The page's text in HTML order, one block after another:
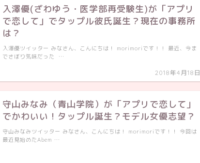
入澤優(ざわゆう・医学部再受験生)が「アプリ
で恋して」でタップル彼氏誕生？現在の事務所
は？
2018年4月18日
入澤優ツイッター みなさん、こんにちは！ morimoriです！！ 最近、今ま
でさぼり気味だった …
守山みなみ（青山学院）が「アプリで恋して」
でかわいい！タップル誕生？モデル女優志望？
守山みなみツイッター みなさん、こんにちは！ morimoriです！！ 今回は
最近見始めたAbem …